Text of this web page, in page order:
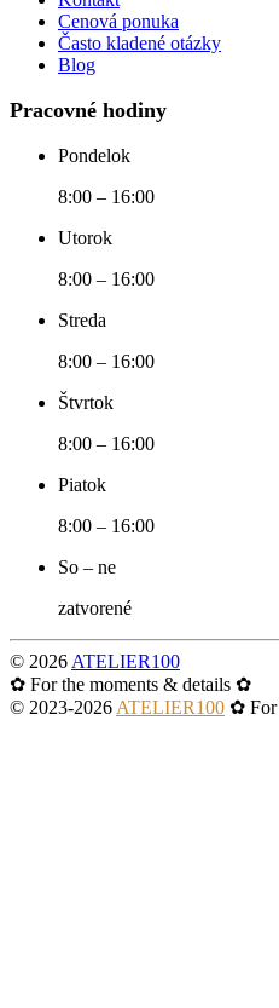
Cenová ponuka
Často kladené otázky
Blog
Pracovné hodiny
Pondelok
8:00 – 16:00
Utorok
8:00 – 16:00
Streda
8:00 – 16:00
Štvrtok
8:00 – 16:00
Piatok
8:00 – 16:00
So – ne
zatvorené
© 2026 ATELIER100
✿ For the moments & details ✿
© 2023-2026 ATELIER100 ✿ For